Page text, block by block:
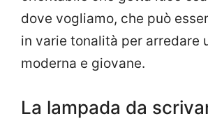
dove vogliamo, che può
in varie tonalità per arredare
moderna e giovane.
La lampada da